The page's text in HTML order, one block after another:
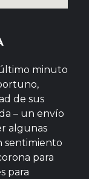
minuto
de sus
– un envío
algunas
sentimiento
para
para